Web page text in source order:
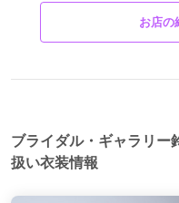
■鈴乃屋 自社前撮り
に)リニューアルしました
■振袖の品揃えに付いて
さん、京都の問屋さんか
お店の
ブライダル・ギャラリ
扱い衣装情報